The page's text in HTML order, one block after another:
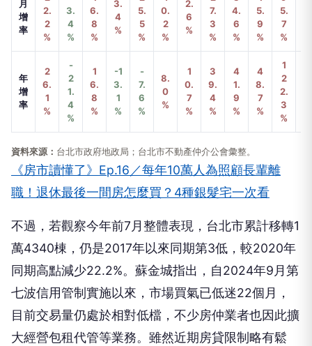
月
增
率
2.
2
%
3.
4
%
6.
8
%
3.
4
%
5.
5
%
0.
2
%
2.
6
%
7.
3
%
4.
6
%
5.
9
%
5.
7
%
年
增
率
2
6.
1
%
-
2
1.
4
%
1
6.
8
%
-1
3.
1
%
-
7.
6
%
8.
0
%
1
0.
7
%
3
9.
4
%
4
1.
9
%
4
8.
7
%
1
2
2.
3
%
資料來源： 台北市政府地政局；台北市不動產仲介公會彙整。
《房市讀懂了》Ep.16／每年10萬人為照顧長輩離
職！退休最後一間房怎麼買？4種銀髮宅一次看
不過，若觀察今年前7月整體表現，台北市累計移轉1
萬4340棟，仍是2017年以來同期第3低，較2020年
同期高點減少22.2%。蘇金城指出，自2024年9月第
七波信用管制實施以來，市場買氣已低迷22個月，
目前交易量仍處於相對低檔，不少房仲業者也因此擴
大經營包租代管等業務。雖然近期房貸限制略有鬆